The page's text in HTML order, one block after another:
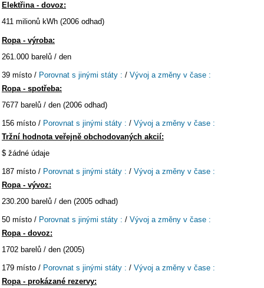
Elektřina - dovoz:
411 milionů kWh (2006 odhad)
Ropa - výroba:
261.000 barelů / den
39 místo / Porovnat s jinými státy : / Vývoj a změny v čase :
Ropa - spotřeba:
7677 barelů / den (2006 odhad)
156 místo / Porovnat s jinými státy : / Vývoj a změny v čase :
Tržní hodnota veřejně obchodovaných akcií:
$ žádné údaje
187 místo / Porovnat s jinými státy : / Vývoj a změny v čase :
Ropa - vývoz:
230.200 barelů / den (2005 odhad)
50 místo / Porovnat s jinými státy : / Vývoj a změny v čase :
Ropa - dovoz:
1702 barelů / den (2005)
179 místo / Porovnat s jinými státy : / Vývoj a změny v čase :
Ropa - prokázané rezervy: